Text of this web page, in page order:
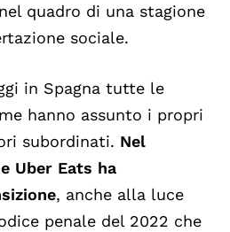
quadro di una stagione
sociale.
in Spagna tutte le
hanno assunto i propri
subordinati. Nel
Uber Eats ha
, anche alla luce
penale del 2022 che